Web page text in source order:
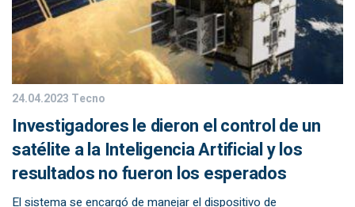
24.04.2023 Tecno
Investigadores le dieron el control de un
satélite a la Inteligencia Artificial y los
resultados no fueron los esperados
El sistema se encargó de manejar el dispositivo de